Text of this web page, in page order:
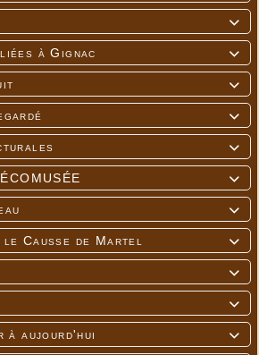


à Gignac






Causse de Martel



à aujourd'hui